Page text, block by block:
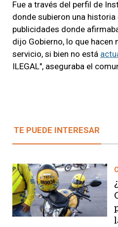
Fue a través del perfil de
donde subieron una
publicidades donde
dijo Gobierno, lo que hacen
servicio, si bien no está
ILEGAL", aseguraba el
TE PUEDE INTERESAR